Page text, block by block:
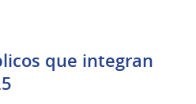
que integran